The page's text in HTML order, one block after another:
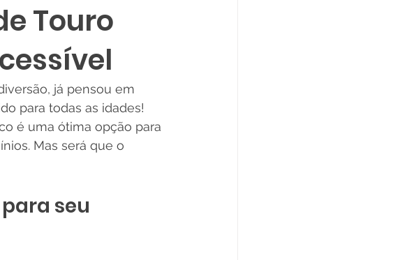
Touro
já pensou em
para todas as idades!
é uma ótima opção para
Mas será que o
seu